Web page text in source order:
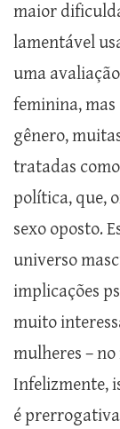
maior
lamentável
uma
feminina, mas
gênero,
tratadas
política, que,
sexo oposto.
universo
implicações
muito
mulheres –
Infelizmente,
é prerrogativa